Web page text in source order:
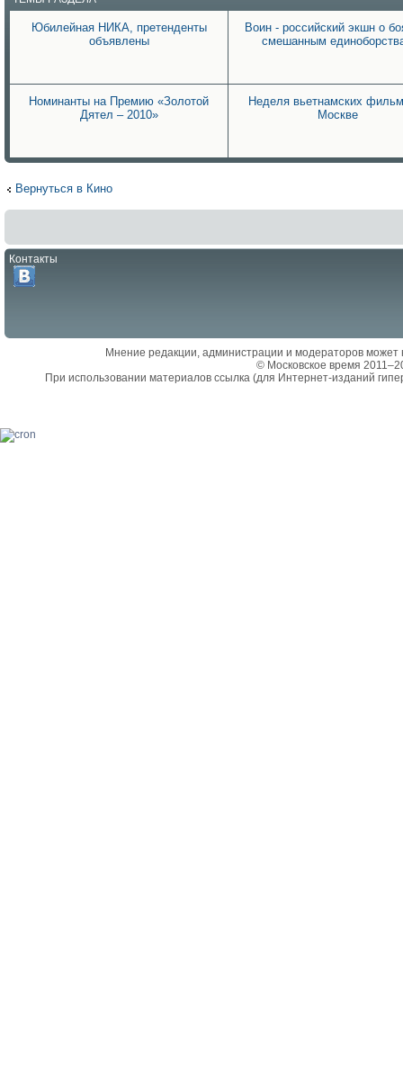
Юбилейная НИКА, претенденты
объявлены
Воин - российский экшн о
смешанным
Номинанты на Премию «Золотой
Дятел – 2010»
Неделя вьетнамских
Москве
Вернуться в Кино
Контакты
Мнение редакции, администрации и модераторов может
© Московское время
При использовании материалов ссылка (для Интернет-изданий